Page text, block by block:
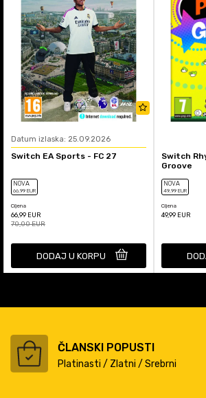
Datum izlaska: 25.09.2026
Switch EA Sports - FC 27
NOVA
66,99 EUR
Cijena
66,99 EUR
70,00EUR
DODAJ U KORPU
Switch
Groove
NOVA
49,99 EUR
Cijena
49,99 EUR
ČLANSKI POPUSTI
Platinasti / Zlatni / Srebrni